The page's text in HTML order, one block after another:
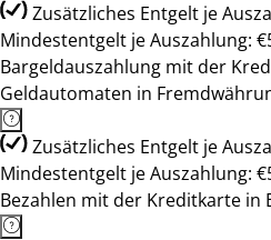
Zusätzliches Entgelt je
Mindestentgelt je Auszahlung:
Bargeldauszahlung mit der
Geldautomaten in
Zusätzliches Entgelt je
Mindestentgelt je Auszahlung:
Bezahlen mit der Kreditkarte in